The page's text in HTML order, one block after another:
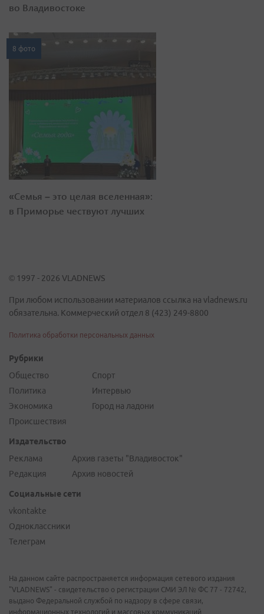
во Владивостоке
8 фото
«Семья – это целая вселенная»:
в Приморье чествуют лучших
© 1997 - 2026 VLADNEWS
При любом использовании материалов ссылка на vladnews.ru
обязательна. Коммерческий отдел 8 (423) 249-8800
Политика обработки персональных данных
Рубрики
Общество
Политика
Экономика
Происшествия
Спорт
Интервью
Город на ладони
Издательство
Реклама
Редакция
Архив газеты "Владивосток"
Архив новостей
Социальные сети
vkontakte
Одноклассники
Телеграм
На данном сайте распространяется информация сетевого издания
"VLADNEWS" - свидетельство о регистрации СМИ ЭЛ № ФС 77 - 72742,
выдано Федеральной службой по надзору в сфере связи,
информационных технологий и массовых коммуникаций